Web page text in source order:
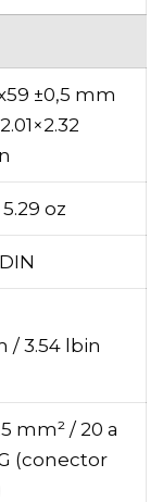
±0,5 mm
oz
/ 3.54 lbin
mm² / 20 a
(conector